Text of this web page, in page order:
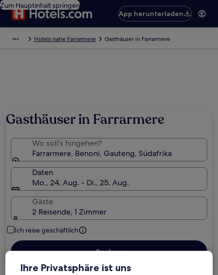
Zum Hauptinhalt springen
App herunterladen
Hotels nahe Farrarmere Gasthäuser in Farrarmere
Gasthäuser in Farrarmere
Wo soll’s hingehen?
Farrarmere, Benoni, Gauteng, Südafrika
Daten
Mo., 24. Aug. - Di., 25. Aug.
Gäste
2 Reisende, 1 Zimmer
Ich reise geschäftlich
Suchen
Ihre Privatsphäre ist uns